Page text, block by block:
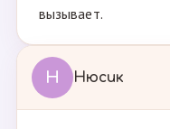
вызывает.
Н Нюсик